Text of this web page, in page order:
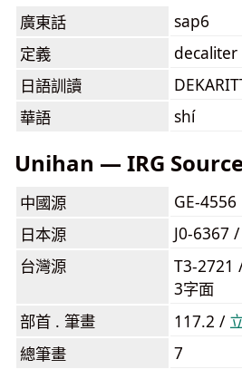
廣東話
sap6
定義
decaliter
日語訓讀
華語
shí
Unihan — IRG
中國源
GE-4556
日本源
J0-6367
台灣源
T3-2721
3字面
部首 . 筆畫
117.2 /
總筆畫
7